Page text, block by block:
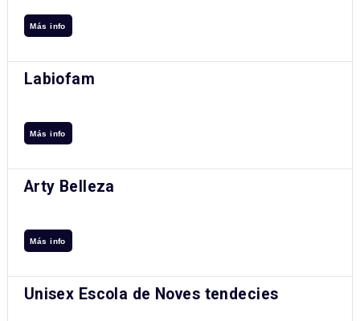
Más info
Labiofam
Más info
Arty Belleza
Más info
Unisex Escola de Noves tendecies